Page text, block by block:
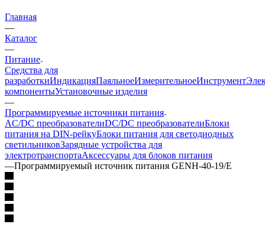
Главная
—
Каталог
—
Питание
Средства для
разработкиИндикацияПаяльноеИзмерительноеИнструмент
компонентыУстановочные изделия
—
Программируемые источники питания
AC/DC преобразователиDC/DC преобразователиБлоки
питания на DIN-рейкуБлоки питания для светодиодных
светильниковЗарядные устройства для
электротранспортаАксессуары для блоков питания
—Программируемый источник питания GENH-40-19/E